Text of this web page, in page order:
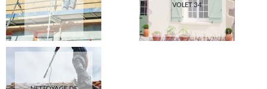
VOLET 34